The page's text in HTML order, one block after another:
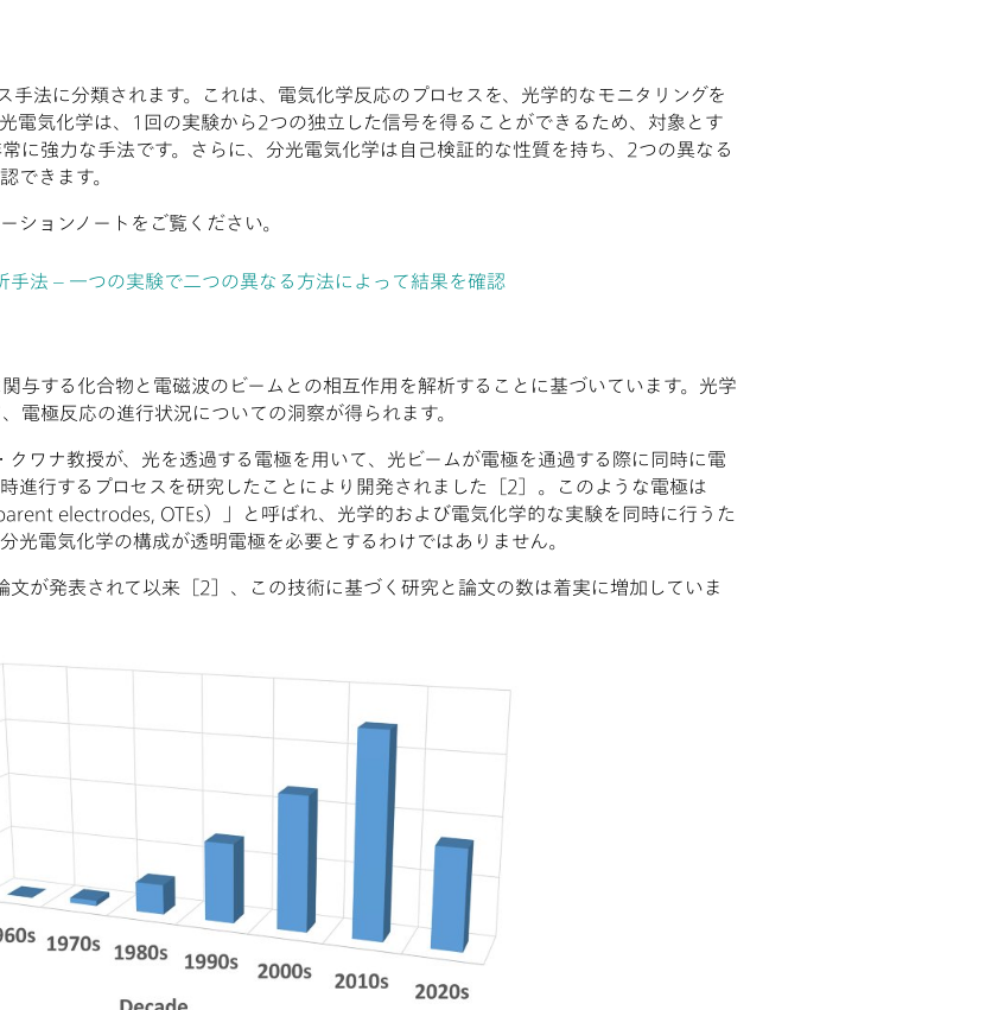
手法に分類されます。これは、電気化学反応のプロセスを、光学的なモニタリングを
電気化学は、1回の実験から2つの独立した信号を得ることができるため、対象とす
に強力な手法です。さらに、分光電気化学は自己検証的な性質を持ち、2つの異なる
できます。
ションノートをご覧ください。
手法 – 一つの実験で二つの異なる方法によって結果を確認
与する化合物と電磁波のビームとの相互作用を解析することに基づいています。光学
電極反応の進行状況についての洞察が得られます。
ワナ教授が、光を透過する電極を用いて、光ビームが電極を通過する際に同時に電
進行するプロセスを研究したことにより開発されました［2］。このような電極は
electrodes, OTEs）」と呼ばれ、光学的および電気化学的な実験を同時に行うた
光電気化学の構成が透明電極を必要とするわけではありません。
が発表されて以来［2］、この技術に基づく研究と論文の数は着実に増加していま